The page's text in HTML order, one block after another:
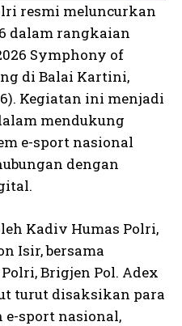
resmi meluncurkan
dalam rangkaian
Symphony of
di Balai Kartini,
Kegiatan ini menjadi
mendukung
e-sport nasional
dengan
Kadiv Humas Polri,
Isir, bersama
Brigjen Pol. Adex
turut disaksikan para
sport nasional,